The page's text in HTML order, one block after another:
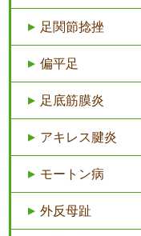
足関節捻挫
偏平足
足底筋膜炎
アキレス腱炎
モートン病
外反母趾